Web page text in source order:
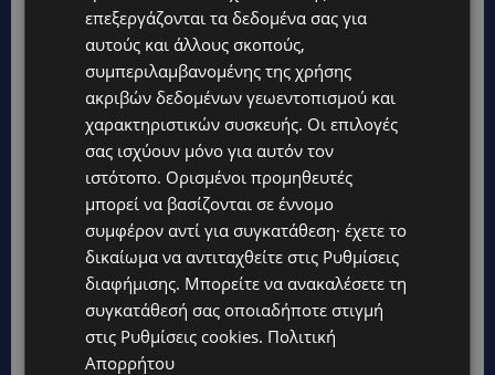
Topics
UPDATES
ΣΤΟ «ΚΟΚΚΙΝΟ» Η ΖΕΣΤΗ: Νέα κίτρινη προειδοποίηση και
40άρια στο εσωτερικό
UPDATES
ΛΕΜΕΣΟΣ: Μάχη για τη ζωή του δίνει 18χρονος – Βρέθηκε
βαριά τραυματισμένος δίπλα από το ηλεκτρικό του
επεξεργάζονται τα δεδομένα σας για
αυτούς και άλλους σκοπούς,
συμπεριλαμβανομένης της χρήσης
ακριβών δεδομένων γεωεντοπισμού και
χαρακτηριστικών συσκευής. Οι επιλογές
σας ισχύουν μόνο για αυτόν τον
ιστότοπο. Ορισμένοι προμηθευτές
μπορεί να βασίζονται σε έννομο
συμφέρον αντί για συγκατάθεση· έχετε το
δικαίωμα να αντιταχθείτε στις Ρυθμίσεις
διαφήμισης. Μπορείτε να ανακαλέσετε τη
συγκατάθεσή σας οποιαδήποτε στιγμή
στις Ρυθμίσεις cookies. Πολιτική
Απορρήτου